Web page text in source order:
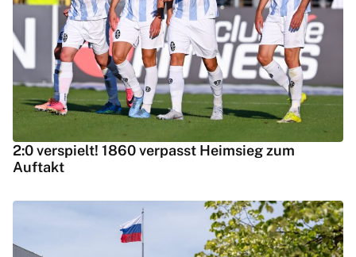
2:0 verspielt! 1860 verpasst Heimsieg zum
Auftakt